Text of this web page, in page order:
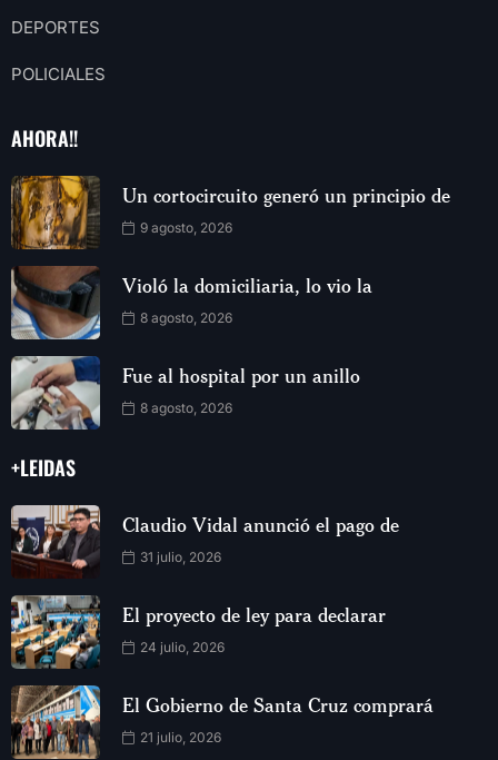
DEPORTES
POLICIALES
AHORA!!
Un cortocircuito generó un principio de
9 agosto, 2026
Violó la domiciliaria, lo vio la
8 agosto, 2026
Fue al hospital por un anillo
8 agosto, 2026
+LEIDAS
Claudio Vidal anunció el pago de
31 julio, 2026
El proyecto de ley para declarar
24 julio, 2026
El Gobierno de Santa Cruz comprará
21 julio, 2026